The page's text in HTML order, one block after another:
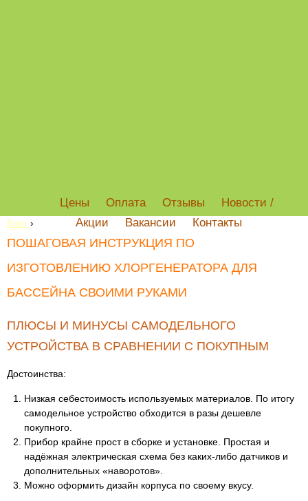
Цены Оплата Отзывы
Новости /
Акции
Вакансии Контакты
Блог ›
ПОШАГОВАЯ ИНСТРУКЦИЯ ПО
ИЗГОТОВЛЕНИЮ ХЛОРГЕНЕРАТОРА ДЛЯ
БАССЕЙНА СВОИМИ РУКАМИ
ПЛЮСЫ И МИНУСЫ САМОДЕЛЬНОГО
УСТРОЙСТВА В СРАВНЕНИИ С ПОКУПНЫМ
Достоинства:
Низкая себестоимость используемых материалов. По итогу
самодельное устройство обходится в разы дешевле
покупного.
Прибор крайне прост в сборке и установке. Простая и
надёжная электрическая схема без каких-либо датчиков и
дополнительных «наворотов».
Можно оформить дизайн корпуса по своему вкусу.